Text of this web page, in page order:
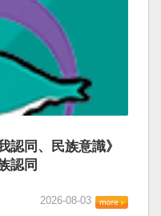
認同、民族意識》
認同
2026-08-03